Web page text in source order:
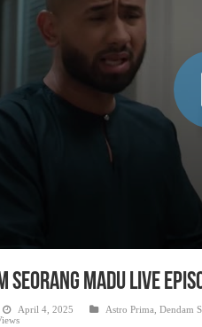
Seorang Madu Live
April 4, 2025 Astro Prima Dendam